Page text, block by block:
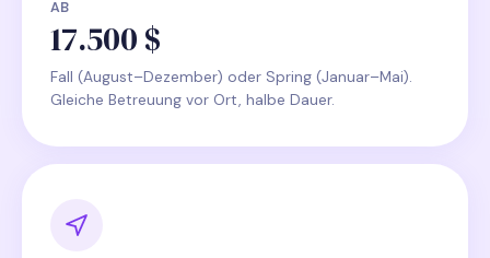
AB
17.500 $
Fall (August–Dezember) oder Spring (Januar–Mai).
Gleiche Betreuung vor Ort, halbe Dauer.